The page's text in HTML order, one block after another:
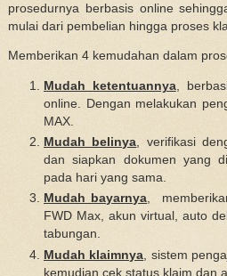
prosedurnya berbasis online
mulai dari pembelian hingga proses
Memberikan 4 kemudahan dalam
Mudah ketentuannya,
online. Dengan melakukan
MAX.
Mudah belinya, verifikasi
dan siapkan dokumen yang
pada hari yang sama.
Mudah bayarnya,
FWD Max, akun virtual, auto
tabungan.
Mudah klaimnya , sistem
kemudian cek status klaim dan